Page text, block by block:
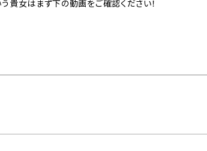
貴女はまず下の動画をご確認ください！